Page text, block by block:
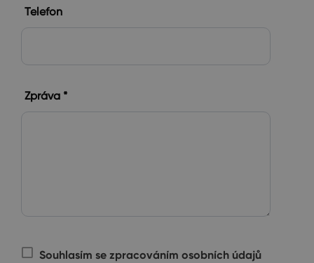
Telefon
Zpráva *
Souhlasím se zpracováním osobních údajů